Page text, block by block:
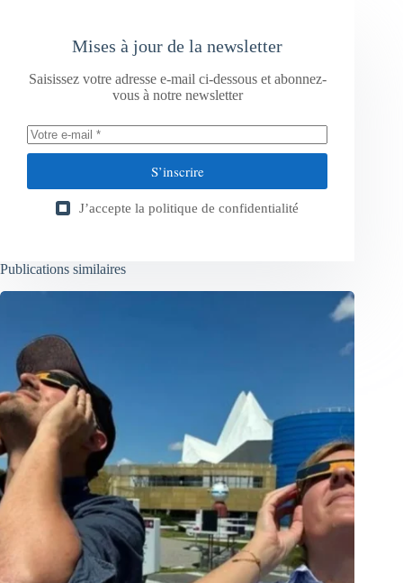
Mises à jour de la newsletter
Saisissez votre adresse e-mail ci-dessous et abonnez-
vous à notre newsletter
S’inscrire
J’accepte la politique de confidentialité
Publications similaires